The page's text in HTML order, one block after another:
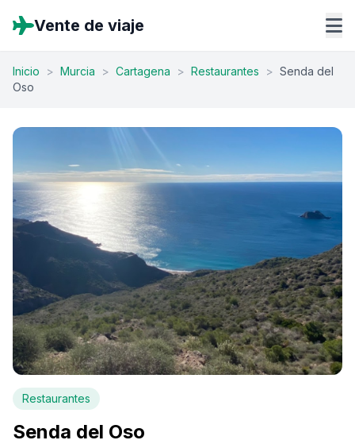
Vente de viaje
Inicio > Murcia > Cartagena > Restaurantes > Senda del
Oso
Restaurantes
Senda del Oso